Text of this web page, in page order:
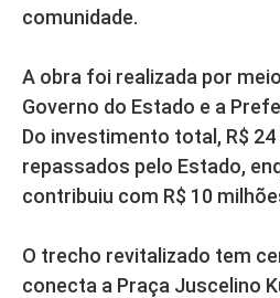
comunidade.
A obra foi realizada por
Governo do Estado e a
Do investimento total, R$
repassados pelo Estado,
contribuiu com R$ 10
O trecho revitalizado tem
conecta a Praça Juscelino